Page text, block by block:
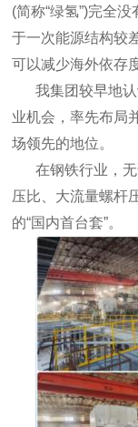
(简称“绿氢”)完全
于一次能源结构较
可以减少海外依存
我集团较早地
业机会，率先布局
场领先的地位。
在钢铁行业，
压比、大流量螺杆
的“国内首台套”。